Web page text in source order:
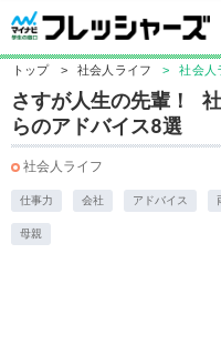
トップ > 社会人ライフ > 社会人
さすが人生の先輩！
らのアドバイス8選
社会人ライフ
仕事力 会社 アドバイス
母親